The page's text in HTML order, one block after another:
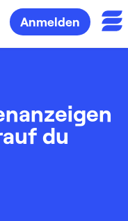
Anmelden
du